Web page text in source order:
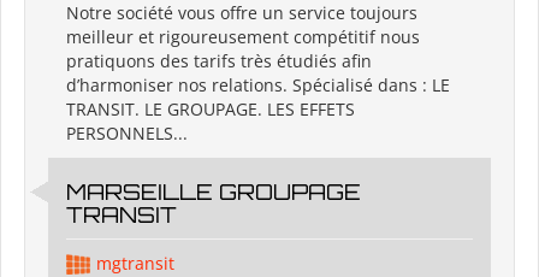
Notre société vous offre un service toujours
meilleur et rigoureusement compétitif nous
pratiquons des tarifs très étudiés afin
d’harmoniser nos relations. Spécialisé dans : LE
TRANSIT. LE GROUPAGE. LES EFFETS
PERSONNELS...
MARSEILLE GROUPAGE
TRANSIT
mgtransit